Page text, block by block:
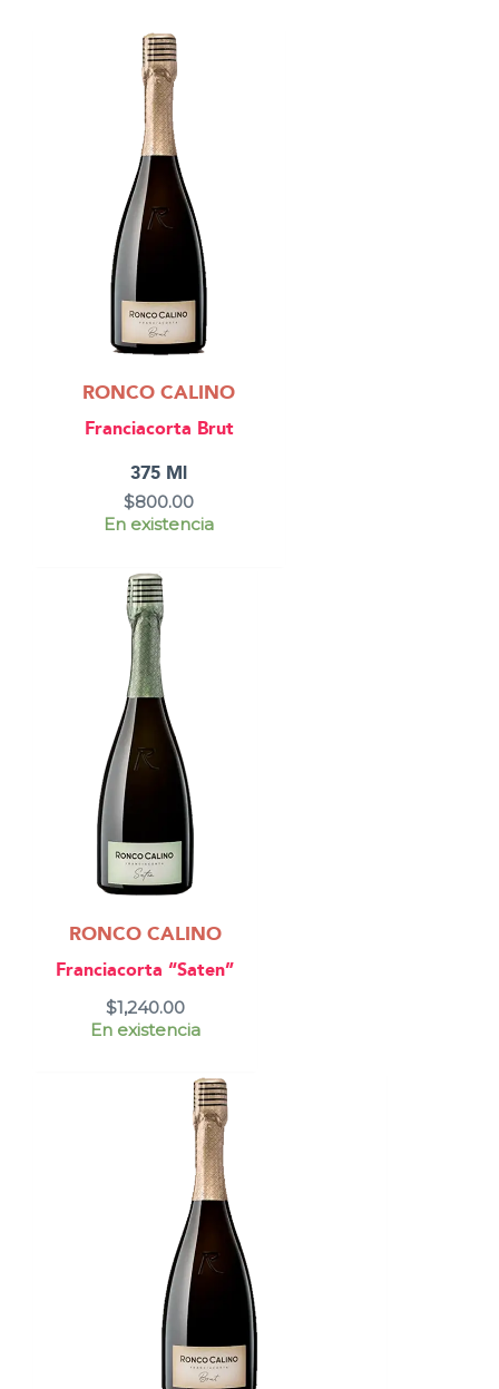
RONCO CALINO
Franciacorta Brut
375 Ml
$800.00
En existencia
RONCO CALINO
Franciacorta “Saten”
$1,240.00
En existencia